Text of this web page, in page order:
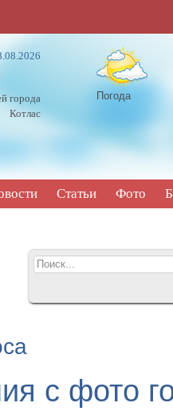
города
Котлас
Погода
Статьи Фото
с фото